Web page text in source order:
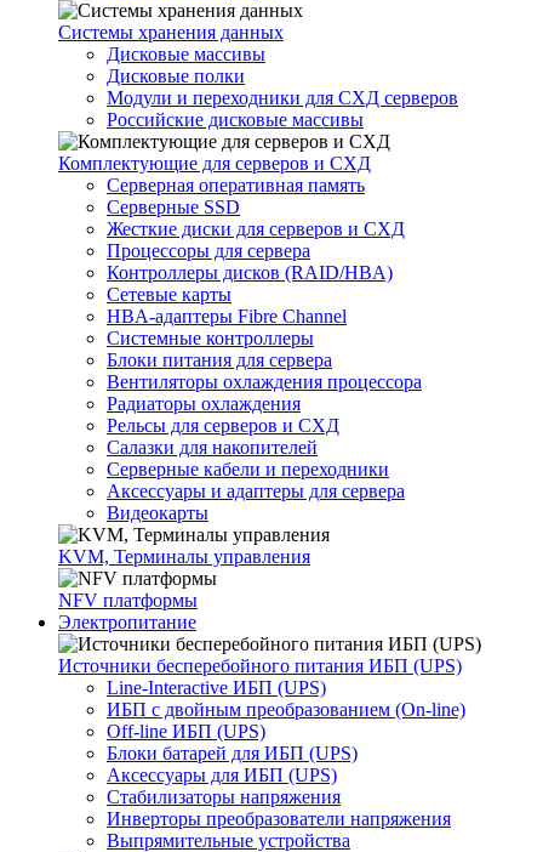
Системы хранения данных
Дисковые массивы
Дисковые полки
Модули и переходники для СХД серверов
Российские дисковые массивы
Комплектующие для серверов и СХД
Серверная оперативная память
Серверные SSD
Жесткие диски для серверов и СХД
Процессоры для сервера
Контроллеры дисков (RAID/HBA)
Сетевые карты
HBA-адаптеры Fibre Channel
Системные контроллеры
Блоки питания для сервера
Вентиляторы охлаждения процессора
Радиаторы охлаждения
Рельсы для серверов и СХД
Салазки для накопителей
Серверные кабели и переходники
Аксессуары и адаптеры для сервера
Видеокарты
KVM, Терминалы управления
NFV платформы
Электропитание
Источники бесперебойного питания ИБП (UPS)
Line-Interactive ИБП (UPS)
ИБП с двойным преобразованием (On-line)
Off-line ИБП (UPS)
Блоки батарей для ИБП (UPS)
Аксессуары для ИБП (UPS)
Стабилизаторы напряжения
Инверторы преобразователи напряжения
Выпрямительные устройства